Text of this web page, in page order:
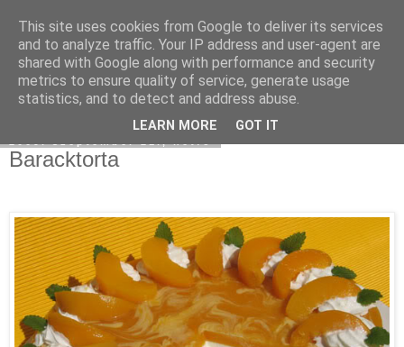
Moha Konyha
Baracktorta
This site uses cookies from Google to deliver its services
and to analyze traffic. Your IP address and user-agent are
shared with Google along with performance and security
metrics to ensure quality of service, generate usage
statistics, and to detect and address abuse.
LEARN MORE GOT IT